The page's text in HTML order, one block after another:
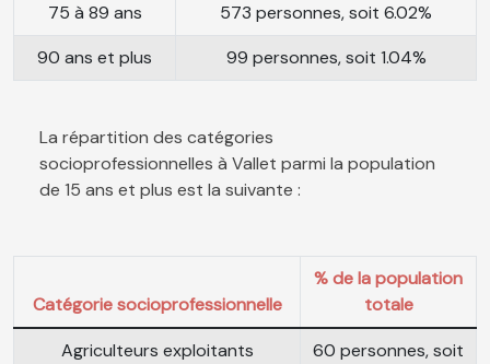
75 à 89 ans
573 personnes, soit 6.02%
90 ans et plus
99 personnes, soit 1.04%
La répartition des catégories
socioprofessionnelles à Vallet parmi la population
de 15 ans et plus est la suivante :
Catégorie socioprofessionnelle
% de la population
totale
Agriculteurs exploitants
60 personnes, soit